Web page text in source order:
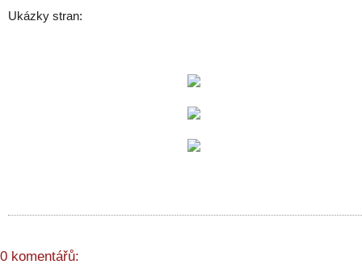
Ukázky stran:
0 komentářů: